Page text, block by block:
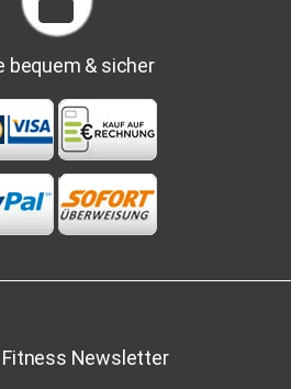
bequem & sicher
Fitness Newsletter